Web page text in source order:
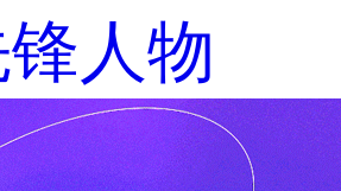
人物